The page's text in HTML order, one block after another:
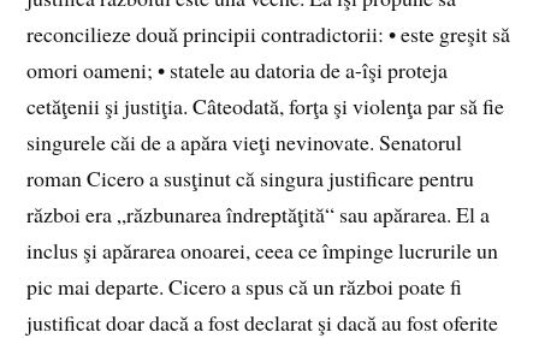
reconcilieze două principii contradictorii: • este greşit să
omori oameni; • statele au datoria de a-îşi proteja
cetăţenii şi justiţia. Câteodată, forţa şi violenţa par să fie
singurele căi de a apăra vieţi nevinovate. Senatorul
roman Cicero a susţinut că singura justificare pentru
război era „răzbunarea îndreptăţită“ sau apărarea. El a
inclus şi apărarea onoarei, ceea ce împinge lucrurile un
pic mai departe. Cicero a spus că un război poate fi
justificat doar dacă a fost declarat şi dacă au fost oferite